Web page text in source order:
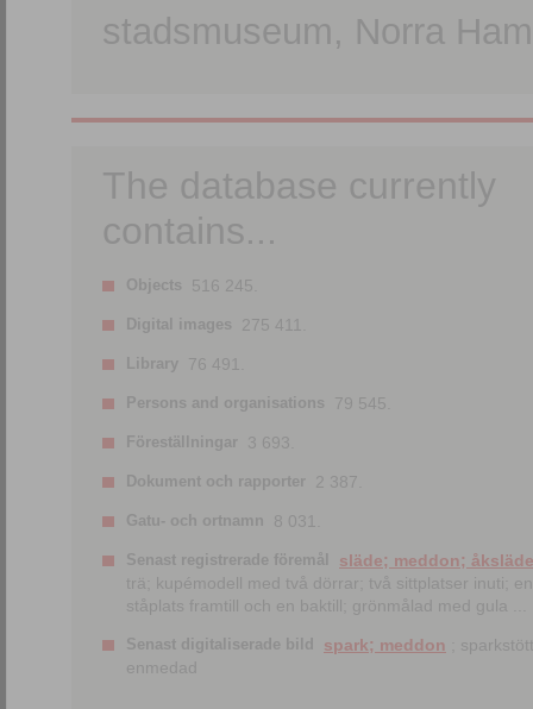
stadsmuseum, Norra
The database currently
contains...
Objects 516 245.
Digital images 275 411.
Library 76 491.
Persons and organisations 79 545.
Föreställningar 3 693.
Dokument och rapporter 2 387.
Gatu- och ortnamn 8 031.
Senast registrerade föremål
släde; meddon; åksläde
trä; kupémodell med två dörrar; två sittplatser inuti; en
ståplats framtill och en baktill; grönmålad med gula ...
Senast digitaliserade bild spark; meddon ;
enmedad